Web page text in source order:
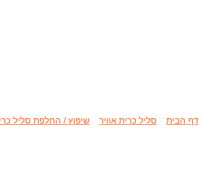
דף הבית סליל כרית אוויר שיפוץ / החלפת סליל